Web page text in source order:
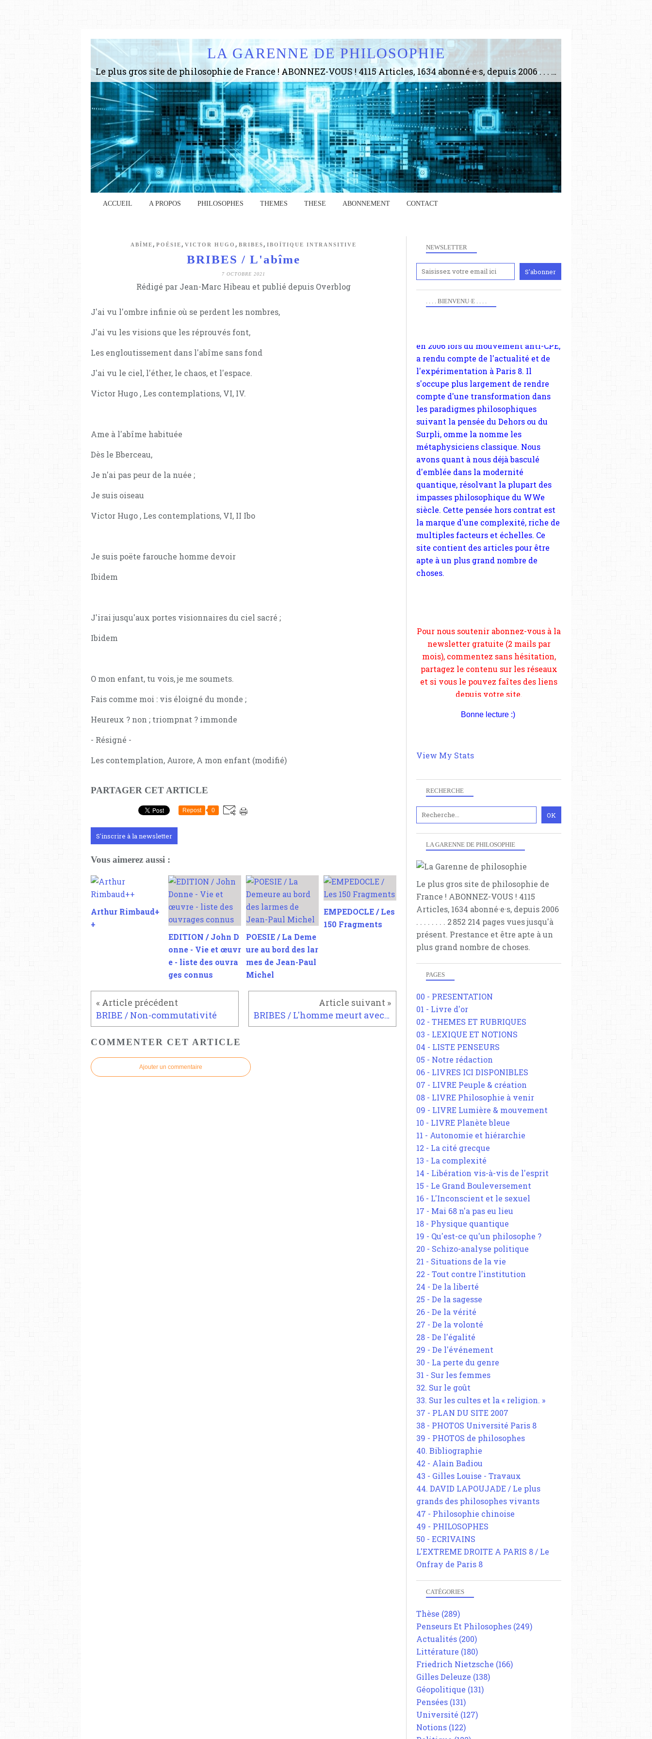
LA GARENNE DE PHILOSOPHIE
Le plus gros site de philosophie de France ! ABONNEZ-VOUS ! 4115 Articles, 1634 abonné·e·s, depuis 2006 . . . . . . . . 2 852 214 pages vues jusqu'à présent. Prestance et être apte à un plus grand nombre de choses.
ACCUEIL A PROPOS PHILOSOPHES THEMES THESE ABONNEMENT CONTACT
ABÎME , POÉSIE , VICTOR HUGO , BRIBES , IBOÏTIQUE INTRANSITIVE
BRIBES / L'abîme
7 OCTOBRE 2021
Rédigé par Jean-Marc Hibeau et publié depuis Overblog
J'ai vu l'ombre infinie où se perdent les nombres,
J'ai vu les visions que les réprouvés font,
Les engloutissement dans l'abîme sans fond
J'ai vu le ciel, l'éther, le chaos, et l'espace.
Victor Hugo , Les contemplations, VI, IV.
Ame à l'abîme habituée
Dès le Bberceau,
Je n'ai pas peur de la nuée ;
Je suis oiseau
Victor Hugo , Les contemplations, VI, II Ibo
Je suis poëte farouche homme devoir
Ibidem
J'irai jusqu'aux portes visionnaires du ciel sacré ;
Ibidem
O mon enfant, tu vois, je me soumets.
Fais comme moi : vis éloigné du monde ;
Heureux ? non ; triompnat ? immonde
- Résigné -
Les contemplation, Aurore, A mon enfant (modifié)
PARTAGER CET ARTICLE
Repost 0
S'inscrire à la newsletter
Vous aimerez aussi :
Arthur Rimbaud+
+
EDITION / John D
onne - Vie et œuvr
e - liste des ouvra
ges connus
POESIE / La Deme
ure au bord des lar
mes de Jean-Paul
Michel
EMPEDOCLE / Les
150 Fragments
BRIBE / Non-commutativité BRIBES / L'homme meurt avec le pli
COMMENTER CET ARTICLE
Ajouter un commentaire
NEWSLETTER
RECHERCHE
LA GARENNE DE PHILOSOPHIE
Le plus gros site de philosophie de
France ! ABONNEZ-VOUS ! 4115
Articles, 1634 abonné·e·s, depuis 2006
. . . . . . . . 2 852 214 pages vues jusqu'à
présent. Prestance et être apte à un
plus grand nombre de choses.
PAGES
00 - PRESENTATION
01 - Livre d'or
02 - THEMES ET RUBRIQUES
03 - LEXIQUE ET NOTIONS
04 - LISTE PENSEURS
05 - Notre rédaction
06 - LIVRES ICI DISPONIBLES
07 - LIVRE Peuple & création
08 - LIVRE Philosophie à venir
09 - LIVRE Lumière & mouvement
10 - LIVRE Planète bleue
11 - Autonomie et hiérarchie
12 - La cité grecque
13 - La complexité
14 - Libération vis-à-vis de l'esprit
15 - Le Grand Bouleversement
16 - L'Inconscient et le sexuel
17 - Mai 68 n'a pas eu lieu
18 - Physique quantique
19 - Qu'est-ce qu'un philosophe ?
20 - Schizo-analyse politique
21 - Situations de la vie
22 - Tout contre l'institution
24 - De la liberté
25 - De la sagesse
26 - De la vérité
27 - De la volonté
28 - De l'égalité
29 - De l'événement
30 - La perte du genre
31 - Sur les femmes
32. Sur le goût
33. Sur les cultes et la « religion. »
37 - PLAN DU SITE 2007
38 - PHOTOS Université Paris 8
39 - PHOTOS de philosophes
40. Bibliographie
42 - Alain Badiou
43 - Gilles Louise - Travaux
44. DAVID LAPOUJADE / Le plus
grands des philosophes vivants
47 - Philosophie chinoise
49 - PHILOSOPHES
50 - ECRIVAINS
L'EXTREME DROITE A PARIS 8 / Le
Onfray de Paris 8
CATÉGORIES
Thèse (289)
Penseurs Et Philosophes (249)
Actualités (200)
Littérature (180)
Friedrich Nietzsche (166)
Gilles Deleuze (138)
Géopolitique (131)
Pensées (131)
Université (127)
Notions (122)
. . . . BIENVENU·E . . . .
Anciennement
www.paris8philo.com, ce site, créé
en 2006 lors du mouvement anti-CPE,
a rendu compte de l'actualité et de
les paradigmes philosophiques
suivant la pensée du Dehors ou du
Surpli, omme la nomme les
métaphysiciens classique. Nous
avons quant à nous déjà basculé
d'emblée dans la modernité
quantique, résolvant la plupart des
impasses philosophique du WWe
siècle. Cette pensée hors contrat est
la marque d'une complexité, riche de
multiples facteurs et échelles. Ce
site contient des articles pour être
apte à un plus grand nombre de
choses.
et si vous le pouvez faîtes des liens
depuis votre site.
Bonne lecture :)
View My Stats